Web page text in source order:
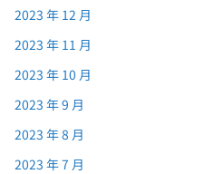
2023 年 12 月
2023 年 11 月
2023 年 10 月
2023 年 9 月
2023 年 8 月
2023 年 7 月